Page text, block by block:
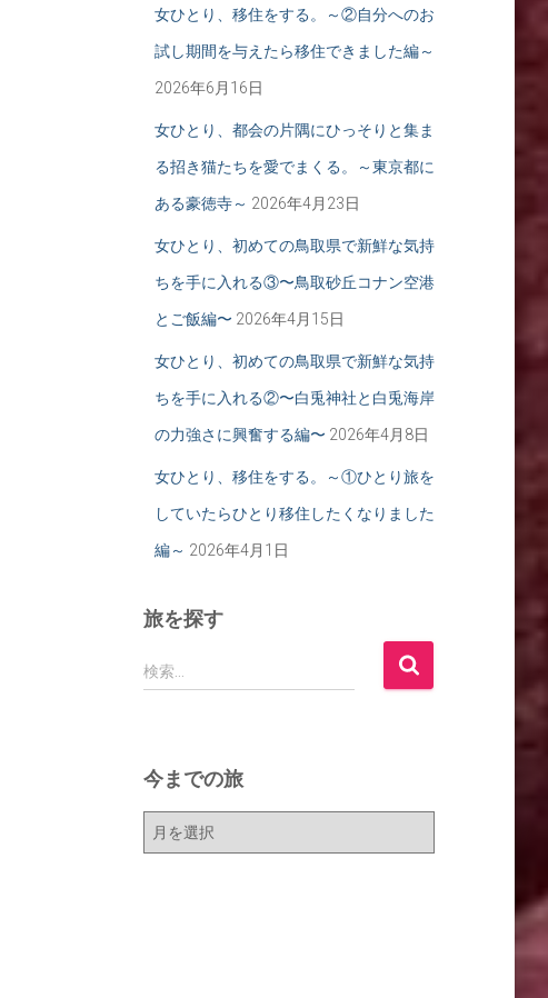
女ひとり、移住をする。～②自分へのお
試し期間を与えたら移住できました編～
2026年6月16日
女ひとり、都会の片隅にひっそりと集ま
る招き猫たちを愛でまくる。～東京都に
ある豪徳寺～ 2026年4月23日
女ひとり、初めての鳥取県で新鮮な気持
ちを手に入れる③〜鳥取砂丘コナン空港
とご飯編〜 2026年4月15日
女ひとり、初めての鳥取県で新鮮な気持
ちを手に入れる②〜白兎神社と白兎海岸
の力強さに興奮する編〜 2026年4月8日
女ひとり、移住をする。～①ひとり旅を
していたらひとり移住したくなりました
編～ 2026年4月1日
旅を探す
検
索
検索…
今までの旅
今